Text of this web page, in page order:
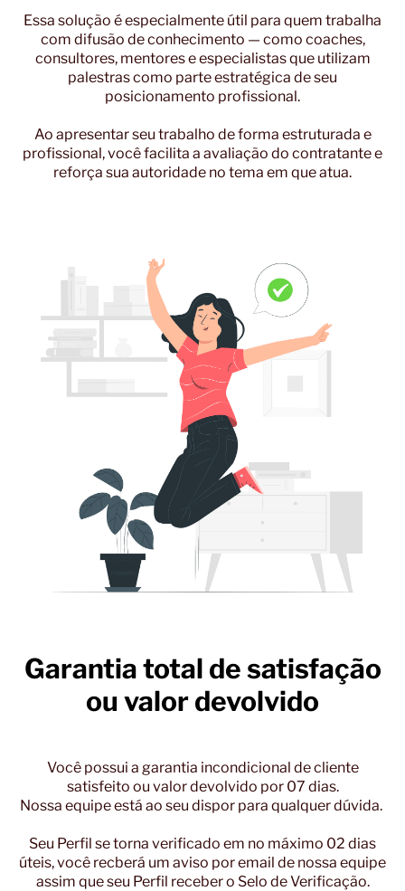
Essa solução é especialmente útil para quem trabalha
com difusão de conhecimento — como coaches,
consultores, mentores e especialistas que utilizam
palestras como parte estratégica de seu
posicionamento profissional.
Ao apresentar seu trabalho de forma estruturada e
profissional, você facilita a avaliação do contratante e
reforça sua autoridade no tema em que atua.
Garantia total de satisfação
ou valor devolvido
Você possui a garantia incondicional de cliente
satisfeito ou valor devolvido por 07 dias.
Nossa equipe está ao seu dispor para qualquer dúvida.
Seu Perfil se torna verificado em no máximo 02 dias
úteis, você recberá um aviso por email de nossa equipe
assim que seu Perfil receber o Selo de Verificação.